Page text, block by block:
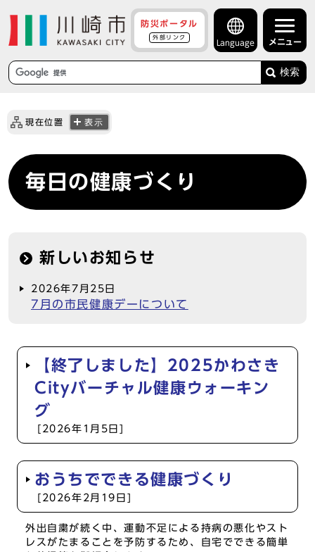
防災ポータル
外部リンク
Language メニュー
検索
現在位置 表示
毎日の健康づくり
新しいお知らせ
2026年7月25日
7月の市民健康デーについて
【終了しました】2025かわさき
Cityバーチャル健康ウォーキン
グ
[2026年1月5日]
おうちでできる健康づくり
[2026年2月19日]
外出自粛が続く中、運動不足による持病の悪化やスト
レスがたまることを予防するため、自宅でできる簡単